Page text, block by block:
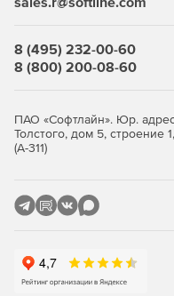
8 (495) 232-00-60
8 (800) 200-08-60
ПАО «Софтлайн». Юр.
Толстого, дом 5,
(А-311)